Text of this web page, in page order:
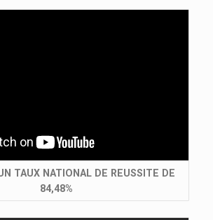
TAUX NATIONAL DE REUSSITE DE
84,48%